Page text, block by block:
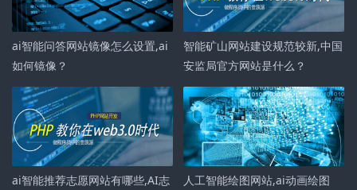
ai智能问答网站镜像怎么设置,ai
如何镜像？
智能矿山网站建设规范较新,中国
安监局官方网站是什么？
ai智能推荐志愿网站有哪些,AI志
人工智能绘图网站,ai动画绘图